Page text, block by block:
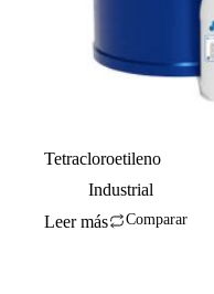
Tetracloroetileno
Industrial
Leer más
Comparar